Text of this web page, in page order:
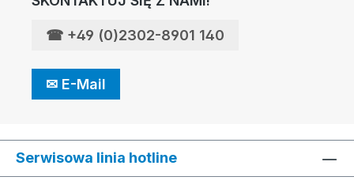
☎ +49 (0)2302-8901 140
✉ E-Mail
Serwisowa linia hotline